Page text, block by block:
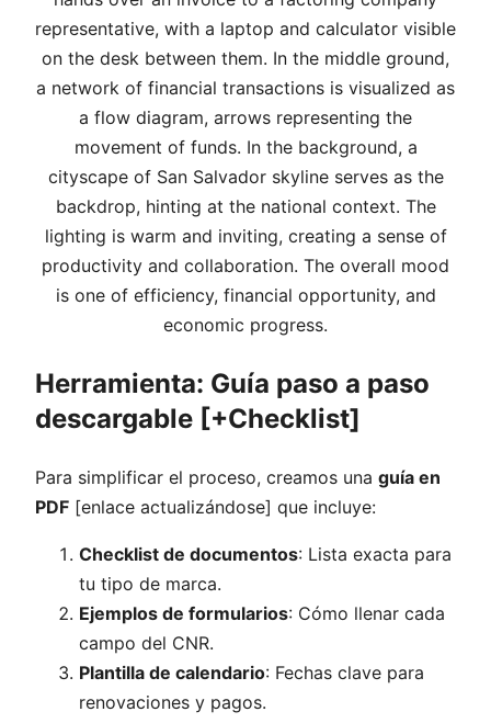
Herramienta: Guía paso a paso
descargable [+Checklist]
Para simplificar el proceso, creamos una guía en
PDF [enlace actualizándose] que incluye:
Checklist de documentos: Lista exacta para
tu tipo de marca.
Ejemplos de formularios: Cómo llenar cada
campo del CNR.
Plantilla de calendario: Fechas clave para
renovaciones y pagos.